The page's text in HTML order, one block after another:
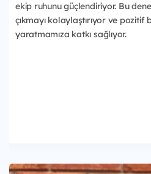
ekip ruhunu güçlendiriyor. Bu
çıkmayı kolaylaştırıyor ve pozitif
yaratmamıza katkı sağlıyor.